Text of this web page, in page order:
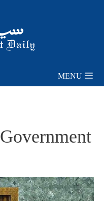
MENU
Government